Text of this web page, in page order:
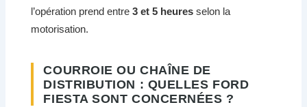
l’opération prend entre3 et 5 heures selon la
motorisation.
COURROIE OU CHAÎNE DE
DISTRIBUTION : QUELLES FORD
FIESTA SONT CONCERNÉES ?